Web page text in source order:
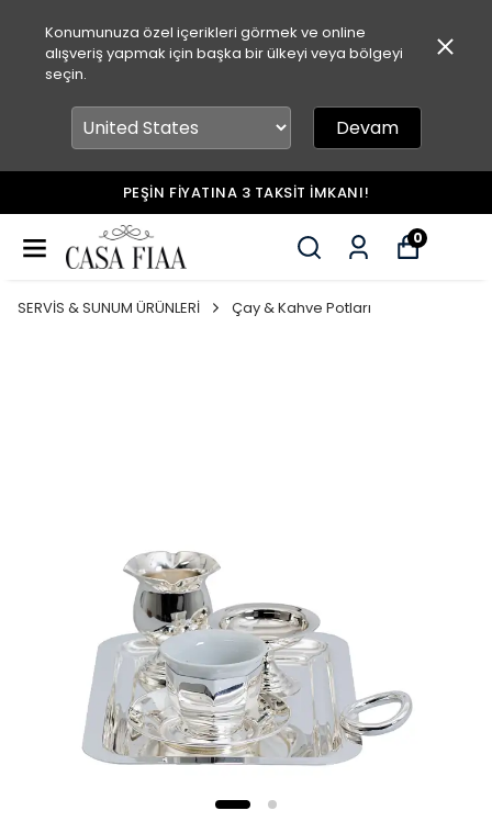
Konumunuza özel içerikleri görmek ve online
alışveriş yapmak için başka bir ülkeyi veya bölgeyi
seçin.
Devam
HAVALE&EFT İLE ÖDEMELERDE %5 İNDİRİM!
0
SERVİS & SUNUM ÜRÜNLERİ Çay & Kahve Potları